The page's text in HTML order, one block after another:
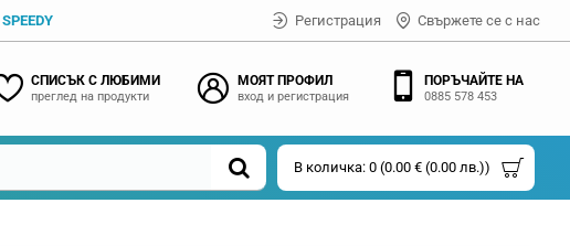
Регистрация Свържете се с нас
СПИСЪК С ЛЮБИМИ
преглед на продукти
МОЯТ ПРОФИЛ
вход и регистрация
ПОРЪЧАЙТЕ НА
0885 578 453
В количка: 0 (0.00 € (0.00 лв.))